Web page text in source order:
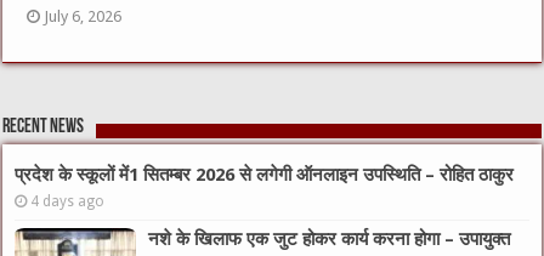
July 6, 2026
Recent News
प्रदेश के स्कूलों में1 सितम्बर 2026 से लगेगी ऑनलाइन उपस्थिति – रोहित ठाकुर
4 days ago
नशे के खिलाफ एक जुट होकर कार्य करना होगा – उपायुक्त